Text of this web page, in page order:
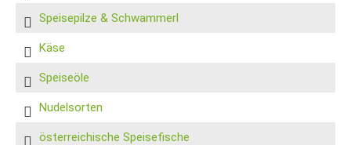
Speisepilze & Schwammerl
Käse
Speiseöle
Nudelsorten
österreichische Speisefische